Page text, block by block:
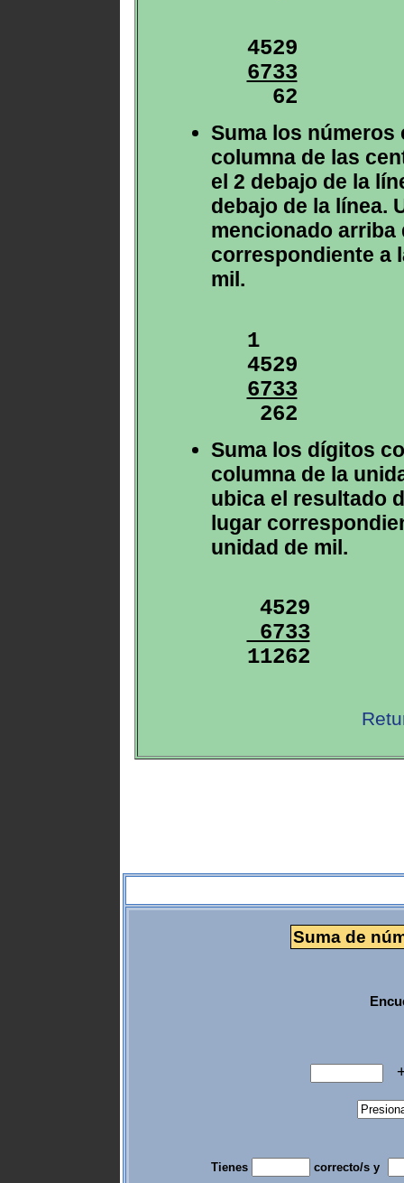
6733
62
Suma los
columna de las
el 2 debajo de la
debajo de la línea.
mencionado arriba
correspondiente a
mil.
1
6733
262
Suma los dígitos
columna de la
ubica el resultado
lugar
unidad de mil.
6733
11262
Suma de
Tienes correcto/s y